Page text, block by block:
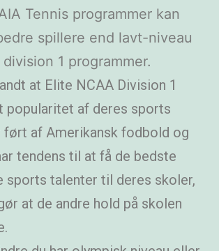
Tennis programmer kan
spillere end lavt-niveau
1 programmer.
at Elite NCAA Division 1
popularitet af deres sports
ført af Amerikansk fodbold og
tendens til at få de bedste
sports talenter til deres skoler,
at de andre hold på skolen